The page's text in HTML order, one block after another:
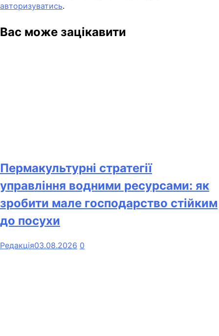
авторизуватись.
Вас може зацікавити
Пермакультурні стратегії
управління водними ресурсами: як
зробити мале господарство стійким
до посухи
Редакція03.08.2026 0